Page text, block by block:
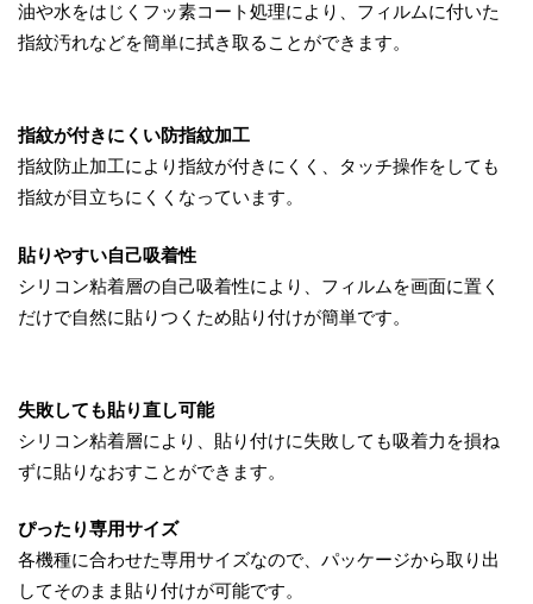
油や水をはじくフッ素コート処理により、フィルムに付いた
指紋汚れなどを簡単に拭き取ることができます。
指紋が付きにくい防指紋加工
指紋防止加工により指紋が付きにくく、タッチ操作をしても
指紋が目立ちにくくなっています。
貼りやすい自己吸着性
シリコン粘着層の自己吸着性により、フィルムを画面に置く
だけで自然に貼りつくため貼り付けが簡単です。
失敗しても貼り直し可能
シリコン粘着層により、貼り付けに失敗しても吸着力を損ね
ずに貼りなおすことができます。
ぴったり専用サイズ
各機種に合わせた専用サイズなので、パッケージから取り出
してそのまま貼り付けが可能です。